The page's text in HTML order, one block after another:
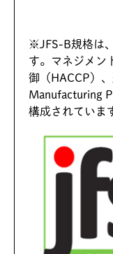
※JFS-B規格は
す。マネジメン
御（HACCP）
Manufacturing
構成されていま